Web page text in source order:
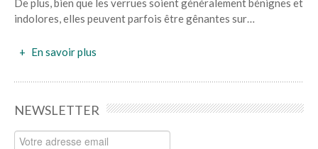
BLOG
De plus, bien que les verrues soient généralement bénignes et
indolores, elles peuvent parfois être gênantes sur…
En savoir plus
NEWSLETTER